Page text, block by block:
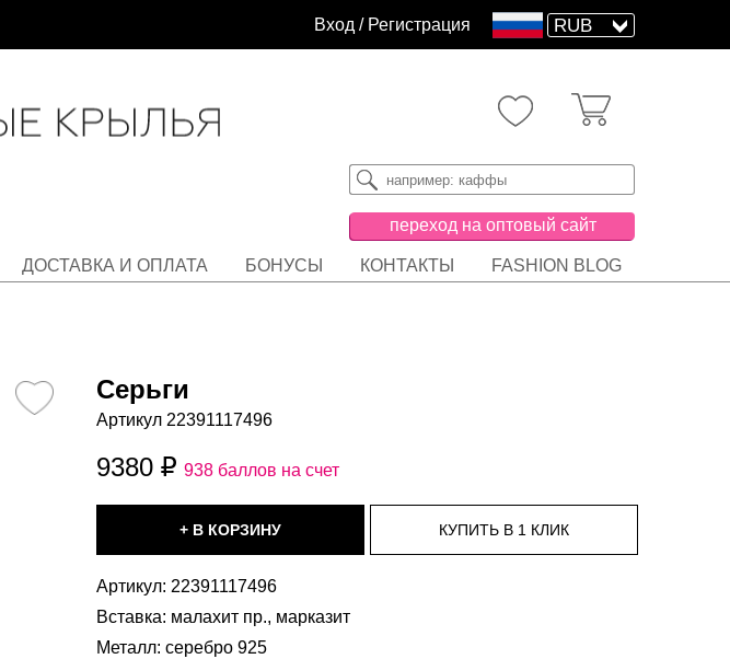
Вход / Регистрация
ДОСТАВКА И ОПЛАТА БОНУСЫ КОНТАКТЫ FASHION BLOG
переход на оптовый сайт
Серьги
Артикул 22391117496
9380 938 баллов на счет
Артикул: 22391117496
Вставка: малахит пр., марказит
Металл: серебро 925